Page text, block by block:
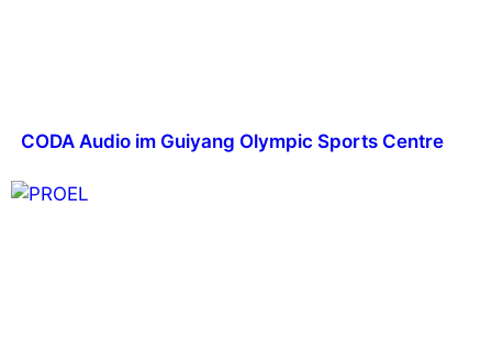
CODA Audio im Guiyang Olympic Sports Centre